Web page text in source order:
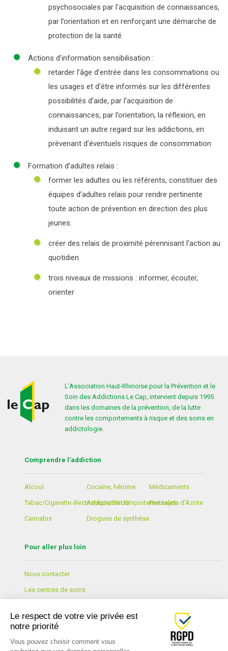
psychosociales par l’acquisition de connaissances,
par l’orientation et en renforçant une démarche de
protection de la santé.
Actions d’information sensibilisation :
retarder l’âge d’entrée dans les consommations ou
les usages et d’être informés sur les différentes
possibilités d’aide, par l’acquisition de
connaissances, par l’orientation, la réflexion, en
induisant un autre regard sur les addictions, en
prévenant d’éventuels risques de consommation
Formation d’adultes relais :
former les adultes ou les référents, constituer des
équipes d’adultes relais pour rendre pertinente
toute action de prévention en direction des plus
jeunes.
créer des relais de proximité pérennisant l’action au
quotidien
trois niveaux de missions : informer, écouter,
orienter
L’Association Haut-Rhinoise pour la Prévention et le
Soin des Addictions Le Cap, intervient depuis 1995
dans les domaines de la prévention, de la lutte
contre les comportements à risque et des soins en
addictologie.
Comprendre l'addiction
Alcool
Tabac/Cigarette électronique/SNUS
Cannabis
Cocaïne, héroïne
Addictions comportementales
Drogues de synthèse
Médicaments
Protoxyde d’Azote
Pour aller plus loin
Nous contacter
Les centres de soins
Lexique
Le respect de votre vie privée est
notre priorité
Vous pouvez choisir comment vous